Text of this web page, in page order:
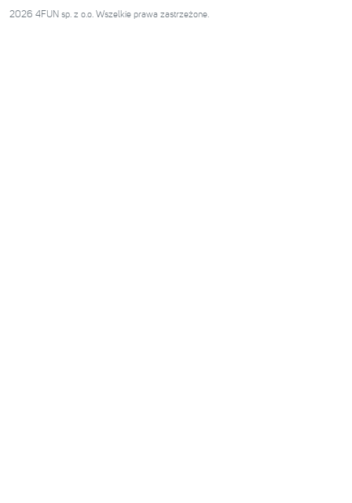
2026 4FUN sp. z o.o. Wszelkie prawa zastrzeżone.